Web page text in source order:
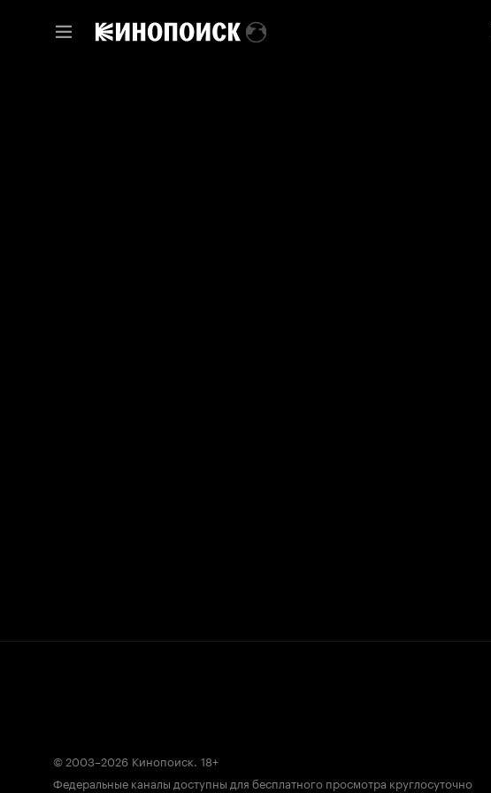
© 2003–2026 Кинопоиск. 18+
Федеральные каналы доступны для бесплатного просмотра круглосуточно